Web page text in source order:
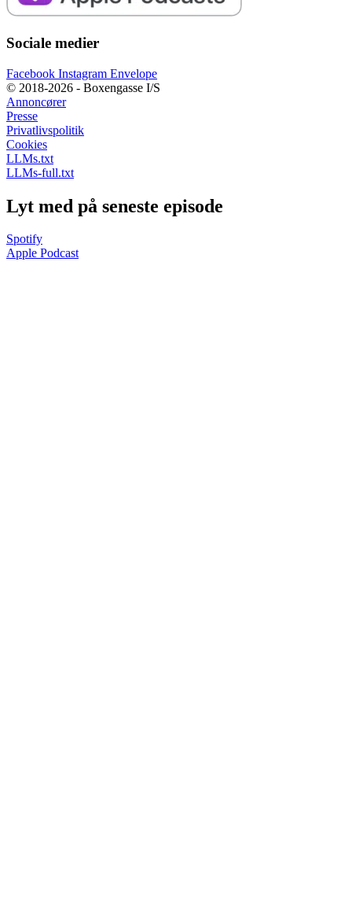
Sociale medier
Facebook Instagram Envelope
© 2018-2026 - Boxengasse I/S
Annoncører
Presse
Privatlivspolitik
Cookies
LLMs.txt
LLMs-full.txt
Lyt med på seneste episode
Spotify
Apple Podcast